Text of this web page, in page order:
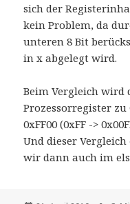
sich der
kein Problem, da
unteren 8 Bit
in x abgelegt wird.
Beim Vergleich wird
Prozessorregister
0xFF00 (0xFF ->
Und dieser
wir dann auch im